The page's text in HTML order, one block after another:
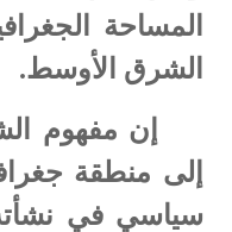
المساحة
الشرق الأوسط.
إن مفهوم
إلى منطقة
سياسي في